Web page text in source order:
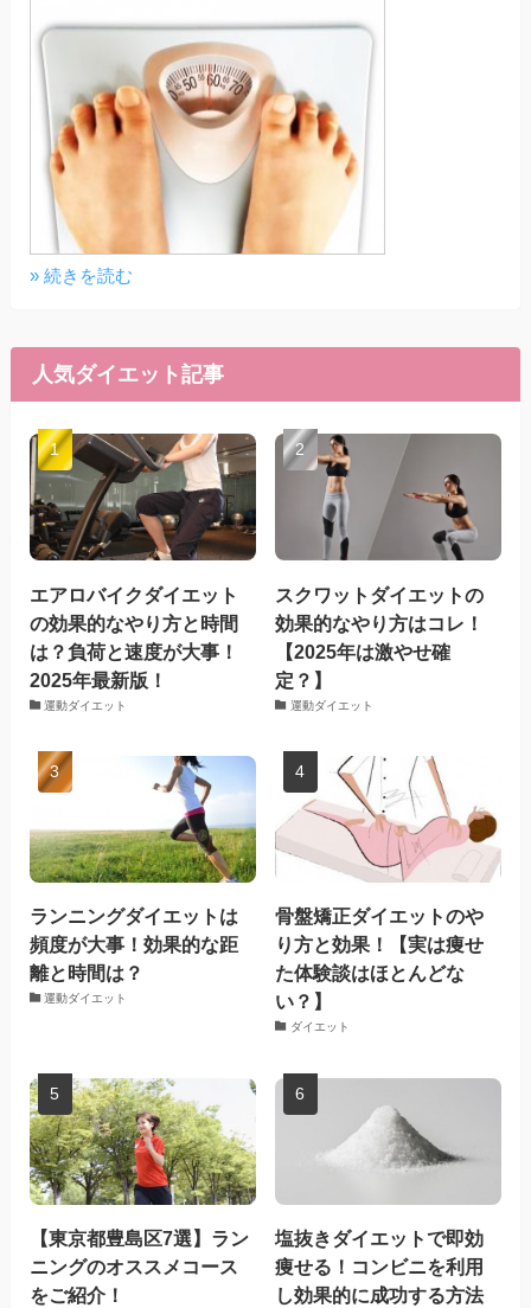
» 続きを読む
人気ダイエット記事
エアロバイクダイエット
の効果的なやり方と時間
は？負荷と速度が大事！
2025年最新版！
運動ダイエット
スクワットダイエットの
効果的なやり方はコレ！
【2025年は激やせ確
定？】
運動ダイエット
ランニングダイエットは
頻度が大事！効果的な距
離と時間は？
運動ダイエット
骨盤矯正ダイエットのや
り方と効果！【実は痩せ
た体験談はほとんどな
い？】
ダイエット
【東京都豊島区7選】ラン
ニングのオススメコース
をご紹介！
塩抜きダイエットで即効
痩せる！コンビニを利用
し効果的に成功する方法